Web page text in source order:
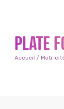
PLATE
Accueil /